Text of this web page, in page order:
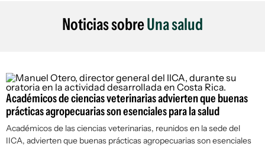
Noticias sobreUna salud
Académicos de ciencias veterinarias advierten que buenas
prácticas agropecuarias son esenciales para la salud
Académicos de las ciencias veterinarias, reunidos en la sede del
IICA, advierten que buenas prácticas agropecuarias son esenciales